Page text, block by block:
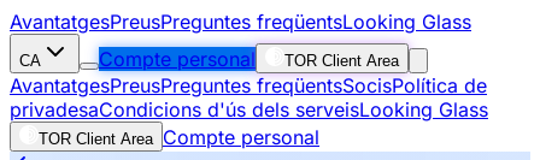
AvantatgesPreusPreguntes freqüentsLooking Glass
CA Compte personal TOR Client Area
AvantatgesPreusPreguntes freqüentsSocisPolítica de
privadesaCondicions d'ús dels serveisLooking Glass
TOR Client Area Compte personal